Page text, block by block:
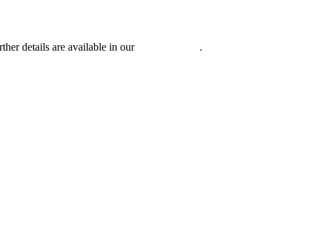
details are available in our .